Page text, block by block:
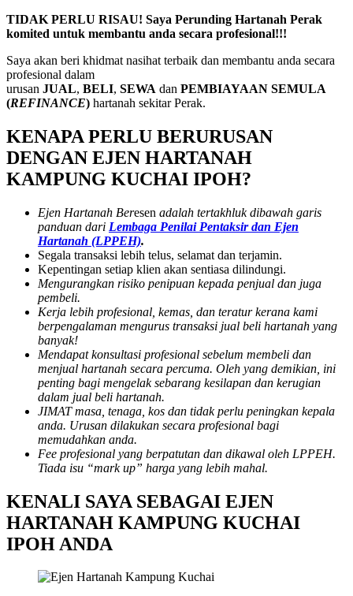
TIDAK PERLU RISAU! Saya Perunding Hartanah Perak
komited untuk membantu anda secara profesional!!!
Saya akan beri khidmat nasihat terbaik dan membantu anda secara
profesional dalam
urusan JUAL, BELI, SEWA dan PEMBIAYAAN SEMULA
(REFINANCE) hartanah sekitar Perak.
KENAPA PERLU BERURUSAN
DENGAN EJEN HARTANAH
KAMPUNG KUCHAI IPOH?
Ejen Hartanah Beresen adalah tertakhluk dibawah garis
panduan dari Lembaga Penilai Pentaksir dan Ejen
Hartanah (LPPEH).
Segala transaksi lebih telus, selamat dan terjamin.
Kepentingan setiap klien akan sentiasa dilindungi.
Mengurangkan risiko penipuan kepada penjual dan juga
pembeli.
Kerja lebih profesional, kemas, dan teratur kerana kami
berpengalaman mengurus transaksi jual beli hartanah yang
banyak!
Mendapat konsultasi profesional sebelum membeli dan
menjual hartanah secara percuma. Oleh yang demikian, ini
penting bagi mengelak sebarang kesilapan dan kerugian
dalam jual beli hartanah.
JIMAT masa, tenaga, kos dan tidak perlu peningkan kepala
anda. Urusan dilakukan secara profesional bagi
memudahkan anda.
Fee profesional yang berpatutan dan dikawal oleh LPPEH.
Tiada isu “mark up” harga yang lebih mahal.
KENALI SAYA SEBAGAI EJEN
HARTANAH KAMPUNG KUCHAI
IPOH ANDA